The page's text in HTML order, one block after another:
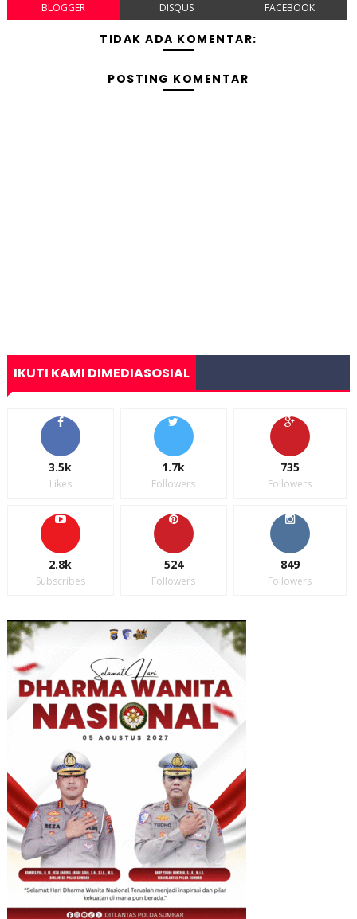
BLOGGER DISQUS FACEBOOK
TIDAK ADA KOMENTAR:
POSTING KOMENTAR
IKUTI KAMI DIMEDIASOSIAL
3.5k
Likes
1.7k
Followers
735
Followers
2.8k
Subscribes
524
Followers
849
Followers